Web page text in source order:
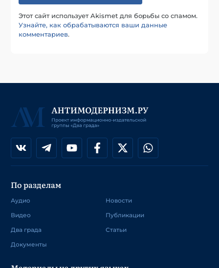
Этот сайт использует Akismet для борьбы со спамом.
Узнайте, как обрабатываются ваши данные
комментариев.
По разделам
Аудио
Видео
Два града
Документы
Новости
Публикации
Статьи